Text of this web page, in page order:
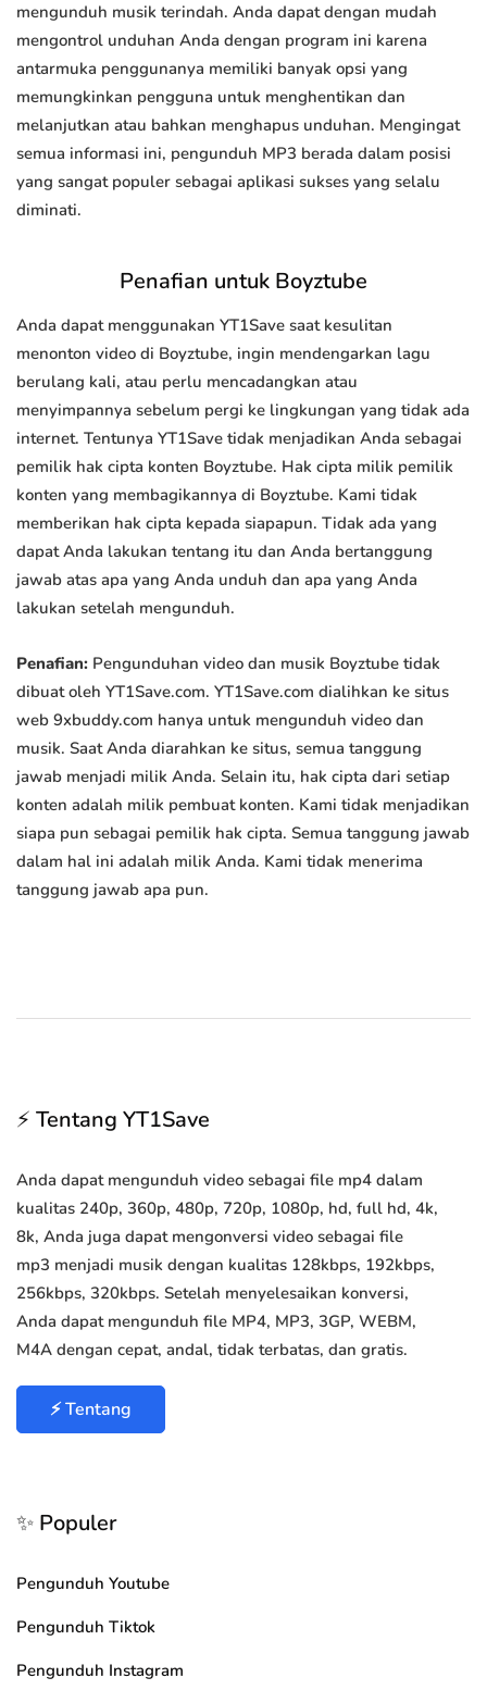
mengunduh musik terindah. Anda dapat dengan mudah
mengontrol unduhan Anda dengan program ini karena
antarmuka penggunanya memiliki banyak opsi yang
memungkinkan pengguna untuk menghentikan dan
melanjutkan atau bahkan menghapus unduhan. Mengingat
semua informasi ini, pengunduh MP3 berada dalam posisi
yang sangat populer sebagai aplikasi sukses yang selalu
diminati.
Penafian untuk Boyztube
Anda dapat menggunakan YT1Save saat kesulitan
menonton video di Boyztube, ingin mendengarkan lagu
berulang kali, atau perlu mencadangkan atau
menyimpannya sebelum pergi ke lingkungan yang tidak ada
internet. Tentunya YT1Save tidak menjadikan Anda sebagai
pemilik hak cipta konten Boyztube. Hak cipta milik pemilik
konten yang membagikannya di Boyztube. Kami tidak
memberikan hak cipta kepada siapapun. Tidak ada yang
dapat Anda lakukan tentang itu dan Anda bertanggung
jawab atas apa yang Anda unduh dan apa yang Anda
lakukan setelah mengunduh.
Penafian: Pengunduhan video dan musik Boyztube tidak
dibuat oleh YT1Save.com. YT1Save.com dialihkan ke situs
web 9xbuddy.com hanya untuk mengunduh video dan
musik. Saat Anda diarahkan ke situs, semua tanggung
jawab menjadi milik Anda. Selain itu, hak cipta dari setiap
konten adalah milik pembuat konten. Kami tidak menjadikan
siapa pun sebagai pemilik hak cipta. Semua tanggung jawab
dalam hal ini adalah milik Anda. Kami tidak menerima
tanggung jawab apa pun.
⚡ Tentang YT1Save
Anda dapat mengunduh video sebagai file mp4 dalam
kualitas 240p, 360p, 480p, 720p, 1080p, hd, full hd, 4k,
8k, Anda juga dapat mengonversi video sebagai file
mp3 menjadi musik dengan kualitas 128kbps, 192kbps,
256kbps, 320kbps. Setelah menyelesaikan konversi,
Anda dapat mengunduh file MP4, MP3, 3GP, WEBM,
M4A dengan cepat, andal, tidak terbatas, dan gratis.
⚡ Tentang
✨ Populer
Pengunduh Youtube
Pengunduh Tiktok
Pengunduh Instagram